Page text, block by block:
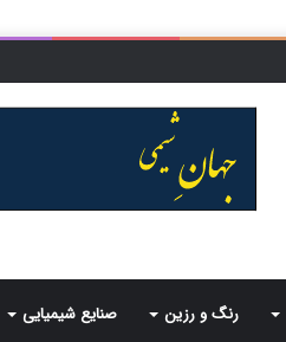
رنگ و رزین صنایع شیمیایی